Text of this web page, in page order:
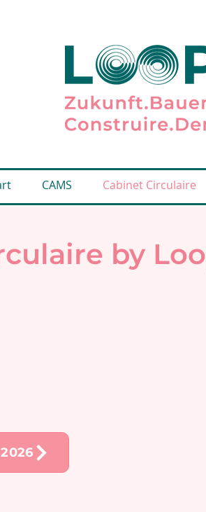
CAMS Cabinet Circulaire
by